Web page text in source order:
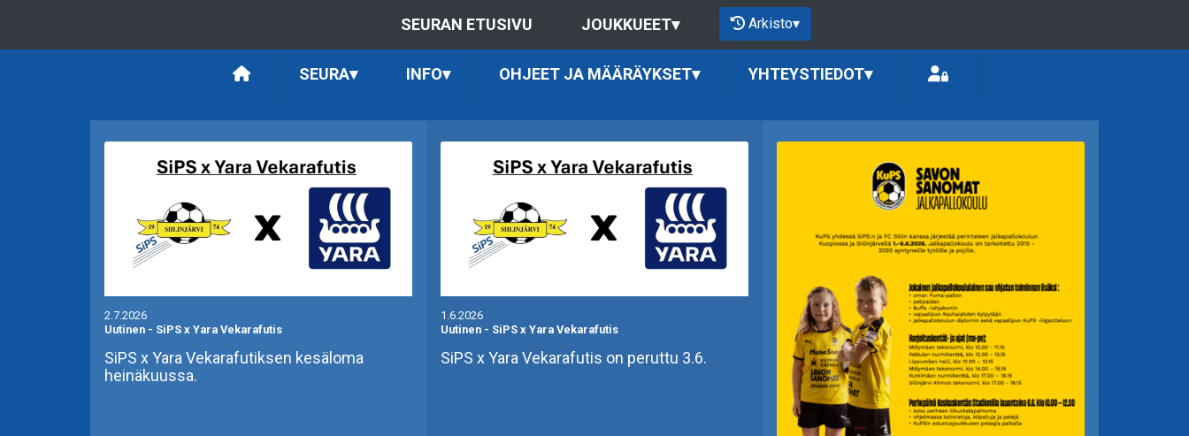
SEURAN ETUSIVU JOUKKUEET▾ Arkisto▾
SEURA▾ INFO▾ OHJEET JA MÄÄRÄYKSET▾ YHTEYSTIEDOT▾
2.7.2026
Uutinen - SiPS x Yara Vekarafutis
SiPS x Yara Vekarafutiksen kesäloma
heinäkuussa.
1.6.2026
Uutinen - SiPS x Yara Vekarafutis
SiPS x Yara Vekarafutis on peruttu 3.6.